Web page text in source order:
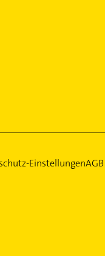
EinstellungenAGB